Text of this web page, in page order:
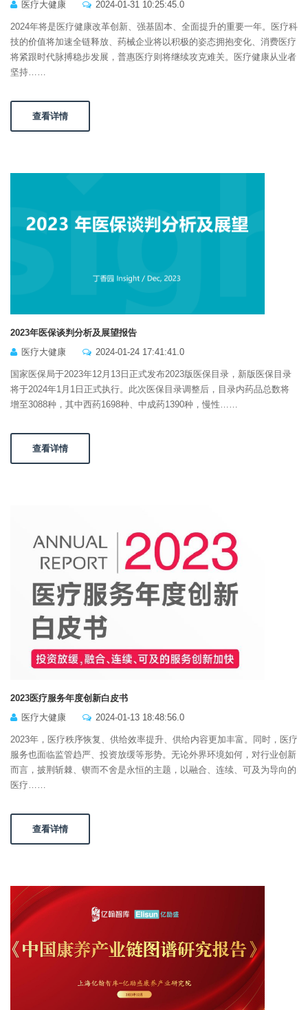
医疗大健康
2024-01-31 10:25:45.0
2024年将是医疗健康改革创新、强基固本、全面提升的重要一年。医疗科
技的价值将加速全链释放、药械企业将以积极的姿态拥抱变化、消费医疗
将紧跟时代脉搏稳步发展，普惠医疗则将继续攻克难关。医疗健康从业者
坚持……
查看详情
2023年医保谈判分析及展望报告
医疗大健康
2024-01-24 17:41:41.0
国家医保局于2023年12月13日正式发布2023版医保目录，新版医保目录
将于2024年1月1日正式执行。此次医保目录调整后，目录内药品总数将
增至3088种，其中西药1698种、中成药1390种，慢性……
查看详情
2023医疗服务年度创新白皮书
医疗大健康
2024-01-13 18:48:56.0
2023年，医疗秩序恢复、供给效率提升、供给内容更加丰富。同时，医疗
服务也面临监管趋严、投资放缓等形势。无论外界环境如何，对行业创新
而言，披荆斩棘、锲而不舍是永恒的主题，以融合、连续、可及为导向的
医疗……
查看详情